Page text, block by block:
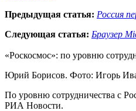
Предыдущая статья: Россия
Следующая статья: Браузер
«Роскосмос»: по уровню
Юрий Борисов. Фото: Игорь
По уровню сотрудничества с
РИА Новости.